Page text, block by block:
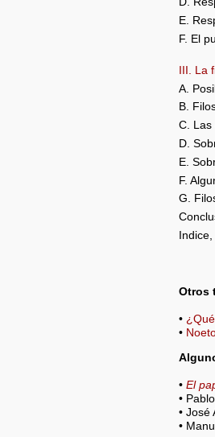
E.
F. El
III.
A.
B.
C. Las
D.
E.
F.
G.
Otros
•
•
• El
•
• José
•